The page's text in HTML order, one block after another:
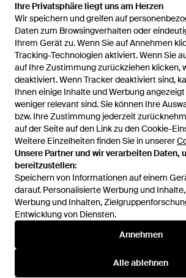
Ihre Privatsphäre liegt uns am Herzen
Wir speichern und greifen auf
Daten zum Browsingverhalten oder
Ihrem Gerät zu. Wenn Sie auf Annehmen
Tracking-Technologien aktiviert. Wenn Sie
auf Ihre Zustimmung zurückziehen klicken,
deaktiviert. Wenn Tracker deaktiviert sind,
Ihnen einige Inhalte und Werbung
weniger relevant sind. Sie können Ihre
bzw. Ihre Zustimmung jederzeit
auf der Seite auf den Link zu den Cookie-
Weitere Einzelheiten finden Sie in unserer
Unsere Partner und wir verarbeiten Daten,
bereitzustellen:
Speichern von Informationen auf einem
darauf. Personalisierte Werbung und
Werbung und Inhalten,
Entwicklung von Diensten.
Annehmen
Alle ablehnen
Startseite Herren Strickwaren Stone Island
Lambswool
Hilfe und Informationen